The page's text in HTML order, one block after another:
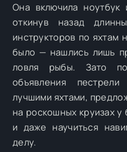
Она включила ноутбук
откинув назад
инструкторов по яхтам
было — нашлись лишь
ловля рыбы. Зато
объявления
лучшими яхтами,
на роскошных круизах у
и даже научиться
делу.